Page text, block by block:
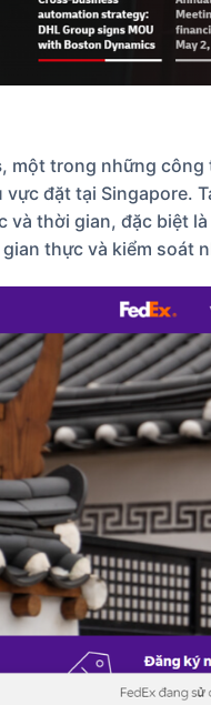
, một trong những công
vực đặt tại Singapore.
và thời gian, đặc biệt
thực và kiểm soát